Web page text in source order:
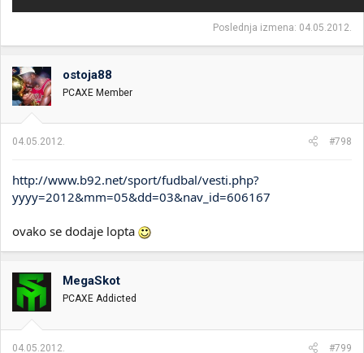
Poslednja izmena: 04.05.2012.
ostoja88
PCAXE Member
04.05.2012. #798
http://www.b92.net/sport/fudbal/vesti.php?
yyyy=2012&mm=05&dd=03&nav_id=606167
ovako se dodaje lopta
MegaSkot
PCAXE Addicted
04.05.2012. #799